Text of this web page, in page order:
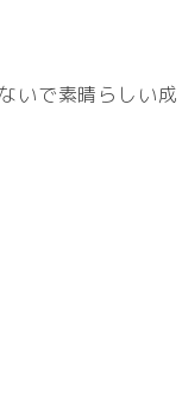
いで素晴らしい成